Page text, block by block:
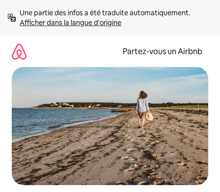
directement
Afficher dans la langue d'origine
Partez-vous un Airbnb